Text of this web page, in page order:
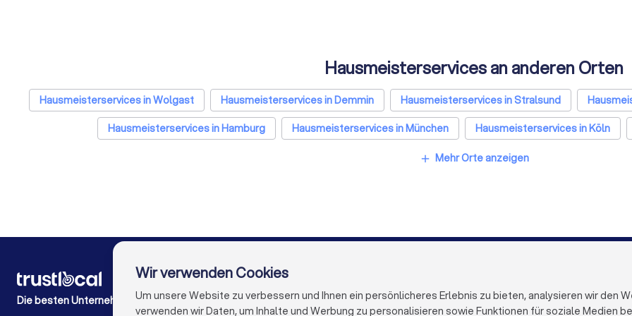
Hausmeisterservices an anderen Orten
Hausmeisterservices in Wolgast Hausmeisterservices in Demmin Hausmeisterservices in Stralsund
Hausmeisterservices in Hamburg
Hausmeisterservices in München Hausmeisterservices in Köln
Hausmeisterservices in Dortmund
add Mehr Orte anzeigen
Die besten Unternehmen für Sie
FÜR PRIVATPERSONEN
Wie es funktioniert
Experten-Blogs
Firmenprofil löschen
Trustlocal Top Pro
Über
Arbeiten bei
Wir verwenden Cookies
Um unsere Website zu verbessern und Ihnen ein persönlicheres Erlebnis zu bieten, analysieren wir den
verwenden wir Daten, um Inhalte und Werbung zu personalisieren sowie Funktionen für soziale Medien